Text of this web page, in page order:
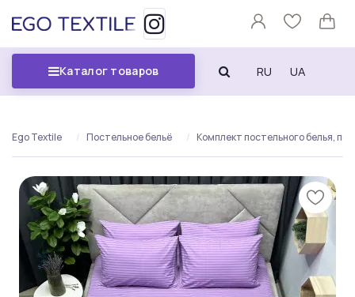
Каталог товаров RU UA
Ego Textile Постельное бельё Комплект постельного белья,